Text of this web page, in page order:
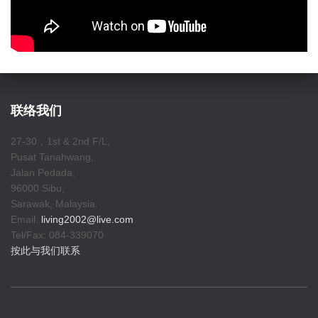
联络我们
27-30，1st & 2nd F/L,
Pusat Tanahwang,
Jalan Pedada,
96000 Sibu,
Sarawak, Malaysia.
Email: living2002@live.com
Tel/Fax: 084-339070
按此与我们联系